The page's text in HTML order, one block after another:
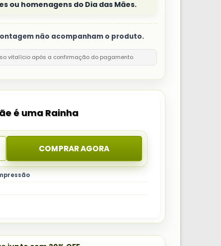
ou homenagens do Dia das Mães.
não acompanham o produto.
vitalício após a confirmação do pagamento.
é uma Rainha
COMPRAR AGORA